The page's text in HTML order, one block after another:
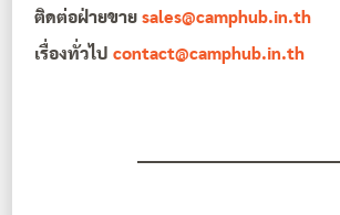
ติดต่อฝ่ายขายsales@camphub.in.th
เรื่องทั่วไปcontact@camphub.in.th